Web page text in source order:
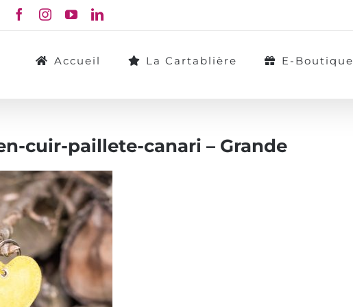
Accueil La Cartablière E-Boutique
cuir-paillete-canari – Grande